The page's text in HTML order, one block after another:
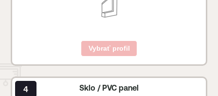
Vybrať profil
Sklo / PVC panel